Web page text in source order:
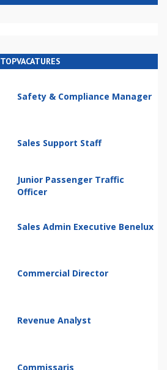
TOPVACATURES
Safety & Compliance Manager
Sales Support Staff
Junior Passenger Traffic
Officer
Sales Admin Executive Benelux
Commercial Director
Revenue Analyst
Commissaris